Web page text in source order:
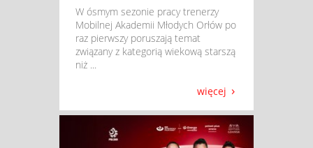
​ W ósmym sezonie pracy trenerzy
Mobilnej Akademii Młodych Orłów po
raz pierwszy poruszają temat
związany z kategorią wiekową starszą
niż ...
więcej